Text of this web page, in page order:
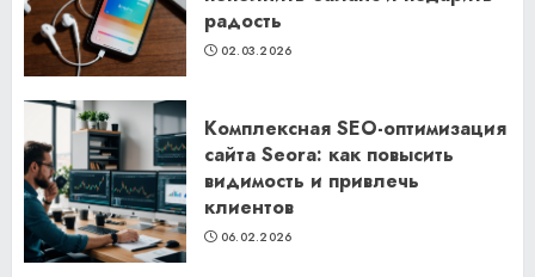
радость
02.03.2026
Комплексная SEO-оптимизация
сайта Seora: как повысить
видимость и привлечь
клиентов
06.02.2026